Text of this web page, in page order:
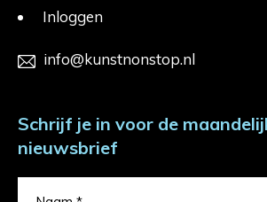
Inloggen
info@kunstnonstop.nl
Schrijf je in voor de
nieuwsbrief